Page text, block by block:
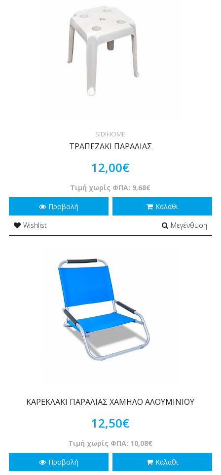
SIDIHOME
ΤΡΑΠΕΖΑΚΙ ΠΑΡΑΛΙΑΣ
12,00€
Τιμή χωρίς ΦΠΑ: 9,68€
Προβολή
Καλάθι
Wishlist
Μεγένθυση
ΚΑΡΕΚΛΑΚΙ ΠΑΡΑΛΙΑΣ ΧΑΜΗΛΟ ΑΛΟΥΜΙΝΙΟΥ
12,50€
Τιμή χωρίς ΦΠΑ: 10,08€
Προβολή
Καλάθι